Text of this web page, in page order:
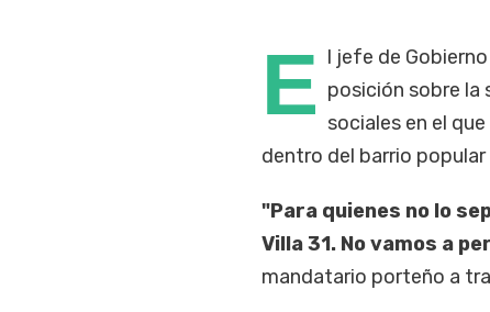
E l jefe de
posición sobre la
sociales en el
dentro del barrio
"Para quienes no lo
Villa 31. No vamos a
mandatario porteño a